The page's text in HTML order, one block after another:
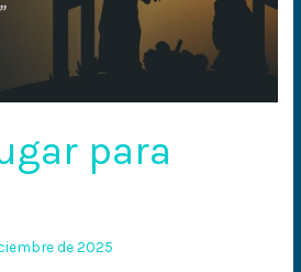
para
de 2025